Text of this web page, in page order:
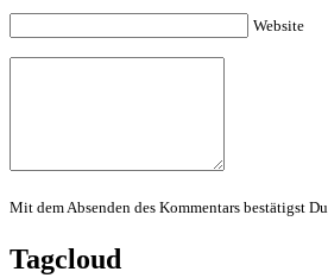
Website
Mit dem Absenden des Kommentars bestätigst
Tagcloud